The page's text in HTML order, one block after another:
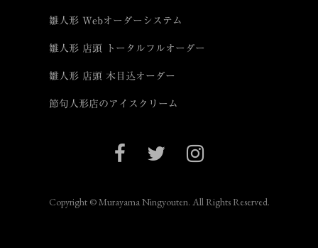
雛人形 Webオーダーシステム
雛人形 店頭 トータルフルオーダー
雛人形 店頭 木目込オーダー
節句人形店のアイスクリーム
Copyright © Murayama Ningyouten. All Rights Reserved.